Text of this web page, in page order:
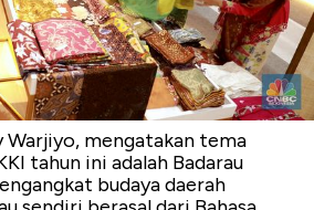
Warjiyo, mengatakan tema
tahun ini adalah Badarau
budaya daerah